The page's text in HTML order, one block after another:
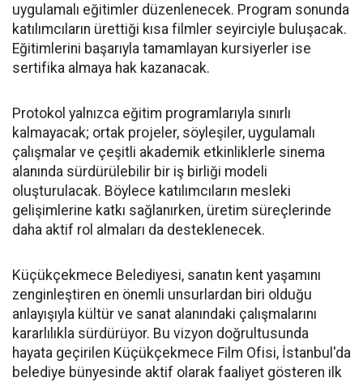
uygulamalı eğitimler düzenlenecek. Program sonunda
katılımcıların ürettiği kısa filmler seyirciyle buluşacak.
Eğitimlerini başarıyla tamamlayan kursiyerler ise
sertifika almaya hak kazanacak.
Protokol yalnızca eğitim programlarıyla sınırlı
kalmayacak; ortak projeler, söyleşiler, uygulamalı
çalışmalar ve çeşitli akademik etkinliklerle sinema
alanında sürdürülebilir bir iş birliği modeli
oluşturulacak. Böylece katılımcıların mesleki
gelişimlerine katkı sağlanırken, üretim süreçlerinde
daha aktif rol almaları da desteklenecek.
Küçükçekmece Belediyesi, sanatın kent yaşamını
zenginleştiren en önemli unsurlardan biri olduğu
anlayışıyla kültür ve sanat alanındaki çalışmalarını
kararlılıkla sürdürüyor. Bu vizyon doğrultusunda
hayata geçirilen Küçükçekmece Film Ofisi, İstanbul'da
belediye bünyesinde aktif olarak faaliyet gösteren ilk